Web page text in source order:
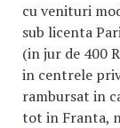
cu venituri
sub licenta
(in jur de 400
in centrele
rambursat in
tot in Franta,